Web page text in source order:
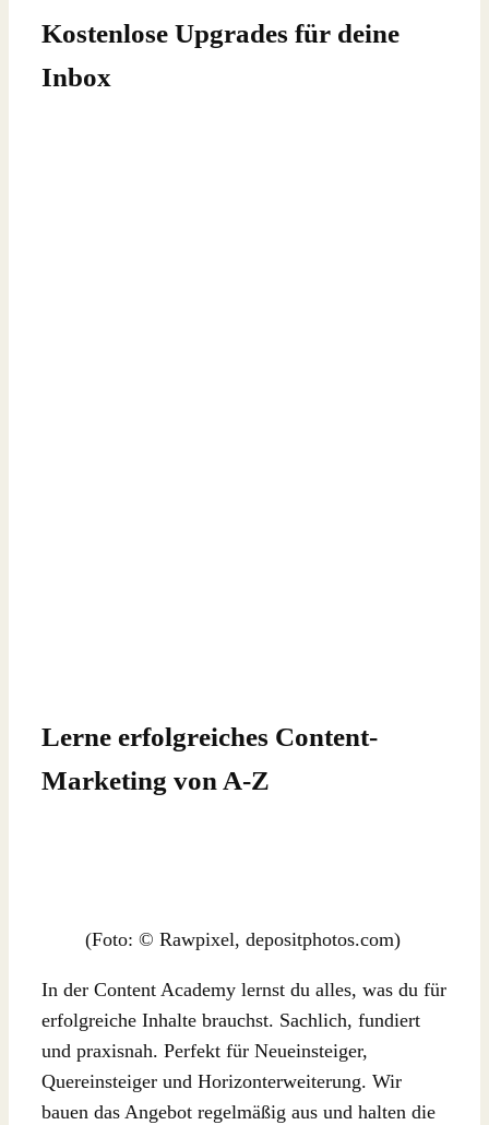
Kostenlose Upgrades für deine
Inbox
Lerne erfolgreiches Content-
Marketing von A-Z
(Foto: © Rawpixel, depositphotos.com)
In der Content Academy lernst du alles, was du für
erfolgreiche Inhalte brauchst. Sachlich, fundiert
und praxisnah. Perfekt für Neueinsteiger,
Quereinsteiger und Horizonterweiterung. Wir
bauen das Angebot regelmäßig aus und halten die